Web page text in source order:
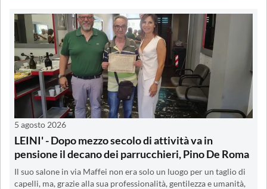
5 agosto 2026
LEINI' - Dopo mezzo secolo di attività va in
pensione il decano dei parrucchieri, Pino De Roma
Il suo salone in via Maffei non era solo un luogo per un taglio di
capelli, ma, grazie alla sua professionalità, gentilezza e umanità,